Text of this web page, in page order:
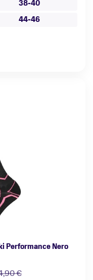
38-40
44-46
Performance Nero
€